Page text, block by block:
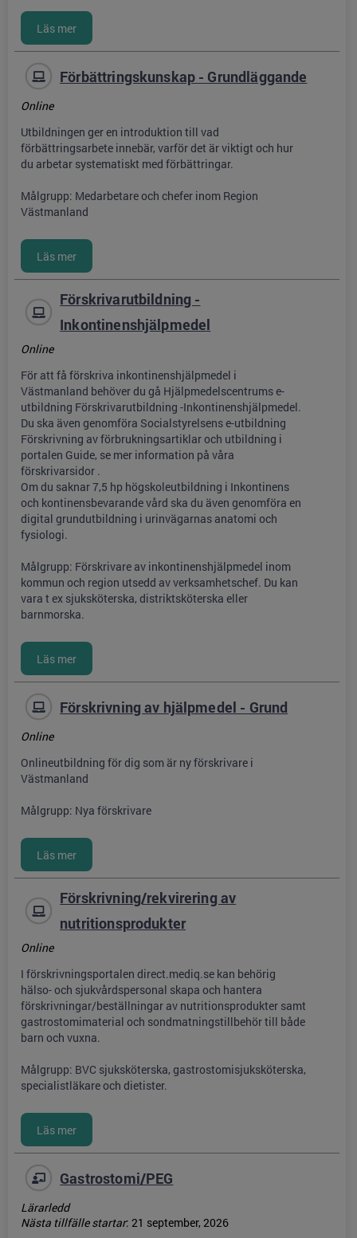
Förbättringskunskap - Grundläggande
Online
Utbildningen ger en introduktion till vad
förbättringsarbete innebär, varför det är viktigt och hur
du arbetar systematiskt med förbättringar.
Målgrupp: Medarbetare och chefer inom Region
Västmanland
Förskrivarutbildning -
Inkontinenshjälpmedel
Online
För att få förskriva inkontinenshjälpmedel i
Västmanland behöver du gå Hjälpmedelscentrums e-
utbildning Förskrivarutbildning -Inkontinenshjälpmedel.
Du ska även genomföra Socialstyrelsens e-utbildning
Förskrivning av förbrukningsartiklar och utbildning i
portalen Guide, se mer information på våra
förskrivarsidor .
Om du saknar 7,5 hp högskoleutbildning i Inkontinens
och kontinensbevarande vård ska du även genomföra en
digital grundutbildning i urinvägarnas anatomi och
fysiologi.
Målgrupp: Förskrivare av inkontinenshjälpmedel inom
kommun och region utsedd av verksamhetschef. Du kan
vara t ex sjuksköterska, distriktsköterska eller
barnmorska.
Förskrivning av hjälpmedel - Grund
Online
Onlineutbildning för dig som är ny förskrivare i
Västmanland
Målgrupp: Nya förskrivare
Förskrivning/rekvirering av
nutritionsprodukter
Online
I förskrivningsportalen direct.mediq.se kan behörig
hälso- och sjukvårdspersonal skapa och hantera
förskrivningar/beställningar av nutritionsprodukter samt
gastrostomimaterial och sondmatningstillbehör till både
barn och vuxna.
Målgrupp: BVC sjuksköterska, gastrostomisjuksköterska,
specialistläkare och dietister.
Gastrostomi/PEG
Lärarledd
Nästa tillfälle startar: 21 september, 2026